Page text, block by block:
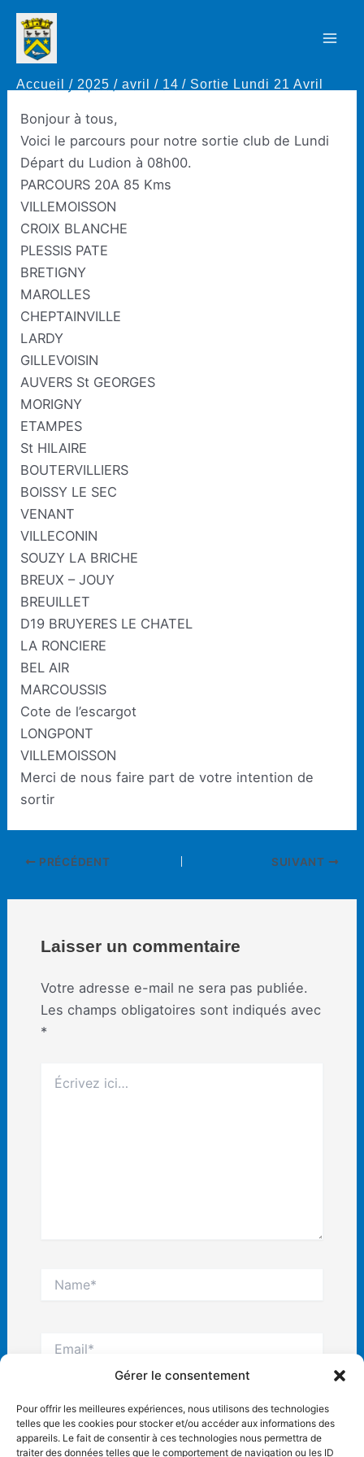
Gérer le consentement
Pour offrir les meilleures expériences, nous utilisons des technologies
telles que les cookies pour stocker et/ou accéder aux informations des
appareils. Le fait de consentir à ces technologies nous permettra de
traiter des données telles que le comportement de navigation ou les ID
Aller
contenu
Accueil 2025 avril 14 Sortie Lundi 21 Avril
Sortie Lundi 21 Avril
ParThierry Rapaud / 14 avril 2025
Bonjour à tous,
Voici le parcours pour notre sortie club de Lundi
Départ du Ludion à 08h00.
PARCOURS 20A 85 Kms
VILLEMOISSON
CROIX BLANCHE
PLESSIS PATE
BRETIGNY
MAROLLES
CHEPTAINVILLE
LARDY
GILLEVOISIN
AUVERS St GEORGES
MORIGNY
ETAMPES
St HILAIRE
BOUTERVILLIERS
BOISSY LE SEC
VENANT
VILLECONIN
SOUZY LA BRICHE
BREUX – JOUY
BREUILLET
D19 BRUYERES LE CHATEL
LA RONCIERE
BEL AIR
MARCOUSSIS
Cote de l’escargot
LONGPONT
VILLEMOISSON
Merci de nous faire part de votre intention de
sortir
Navigation
articles
PRÉCÉDENT SUIVANT
Laisser un commentaire
Votre adresse e-mail ne sera pas publiée.
Les champs obligatoires sont indiqués avec
*
ici…
Site
Internet